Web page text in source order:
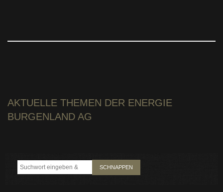
AKTUELLE THEMEN DER ENERGIE
BURGENLAND AG
SCHNAPPEN